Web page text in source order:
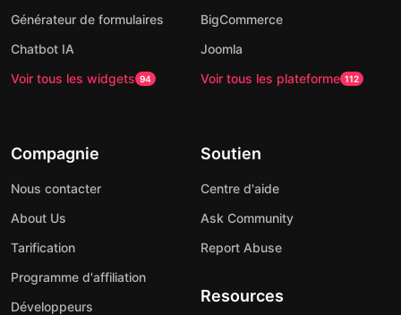
Générateur de formulaires
Chatbot IA
Voir tous les widgets 94
BigCommerce
Joomla
Voir tous les plateforme 112
Compagnie
Nous contacter
About Us
Tarification
Programme d'affiliation
Développeurs
Soutien
Centre d'aide
Ask Community
Report Abuse
Resources